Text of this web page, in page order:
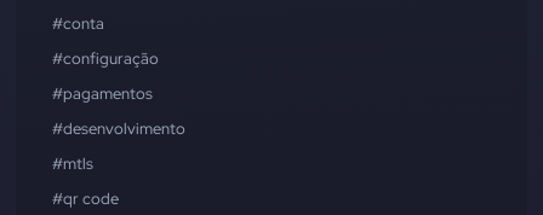
#conta
#configuração
#pagamentos
#desenvolvimento
#mtls
#qr code